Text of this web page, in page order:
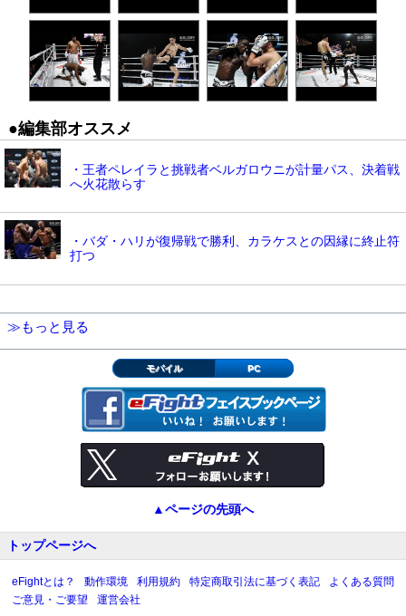
●編集部オススメ
・王者ペレイラと挑戦者ベルガロウニが計量パス、決着戦
へ火花散らす
・バダ・ハリが復帰戦で勝利、カラケスとの因縁に終止符
打つ
≫もっと見る
モバイル PC
▲ページの先頭へ
トップページへ
eFightとは？ 動作環境 利用規約 特定商取引法に基づく表記
よくある質問
ご意見・ご要望
運営会社